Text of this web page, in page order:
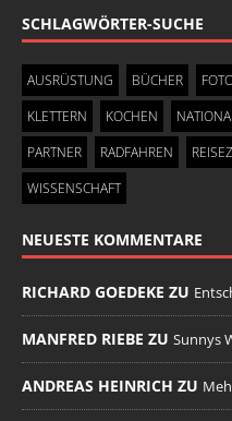
SCHLAGWÖRTER-SUCHE
AUSRÜSTUNG BÜCHER
KLETTERN
KOCHEN
PARTNER
RADFAHREN
WISSENSCHAFT
NEUESTE KOMMENTARE
RICHARD GOEDEKE ZU
MANFRED RIEBE ZU Sunnys
ANDREAS HEINRICH ZU